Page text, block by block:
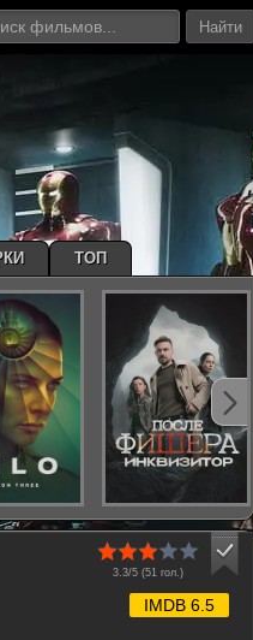
Найти
3.3/5 (51 гол.)
IMDB 6.5
ТОП